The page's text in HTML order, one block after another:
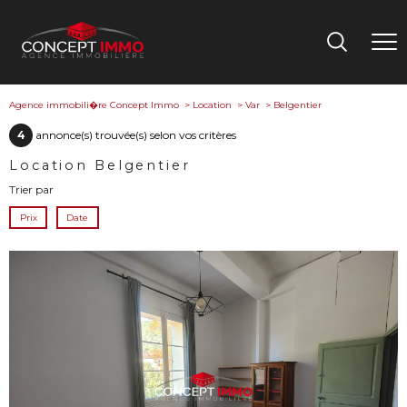
Agence immobili�re Concept Immo Location Var Belgentier
4 annonce(s) trouvée(s) selon vos critères
Location Belgentier
Trier par
Prix Date
voir le